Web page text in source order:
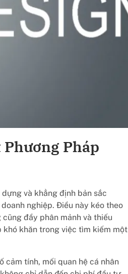
Pháp
và khẳng định bản sắc
nghiệp. Điều này kéo theo
đầy phân mảnh và thiếu
khó khăn trong việc tìm kiếm một
tính, mối quan hệ cá nhân